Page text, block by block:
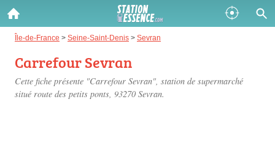
Île-de-France > Seine-Saint-Denis > Sevran
Carrefour Sevran
Cette fiche présente "Carrefour Sevran", station de supermarché
situé route des petits ponts, 93270 Sevran.
Gazole :
Disponible
SP 98 :